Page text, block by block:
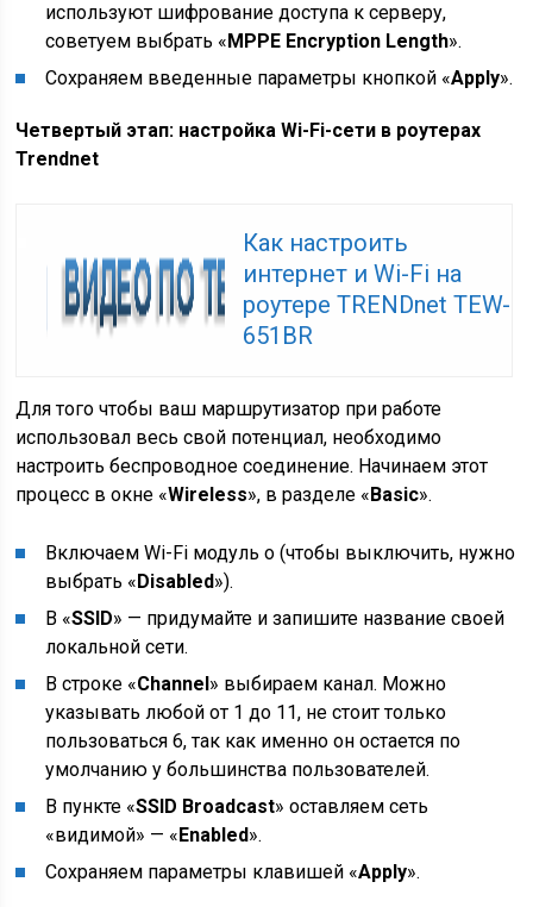
используют шифрование доступа к серверу,
советуем выбрать «MPPE Encryption Length».
Сохраняем введенные параметры кнопкой «Apply».
Четвертый этап: настройка Wi-Fi-сети в роутерах
Trendnet
Как настроить
интернет и Wi-Fi на
роутере TRENDnet TEW-
651BR
Для того чтобы ваш маршрутизатор при работе
использовал весь свой потенциал, необходимо
настроить беспроводное соединение. Начинаем этот
процесс в окне «Wireless», в разделе «Basic».
Включаем Wi-Fi модуль о (чтобы выключить, нужно
выбрать «Disabled»).
В «SSID» — придумайте и запишите название своей
локальной сети.
В строке «Channel» выбираем канал. Можно
указывать любой от 1 до 11, не стоит только
пользоваться 6, так как именно он остается по
умолчанию у большинства пользователей.
В пункте «SSID Broadcast» оставляем сеть
«видимой» — «Enabled».
Сохраняем параметры клавишей «Apply».